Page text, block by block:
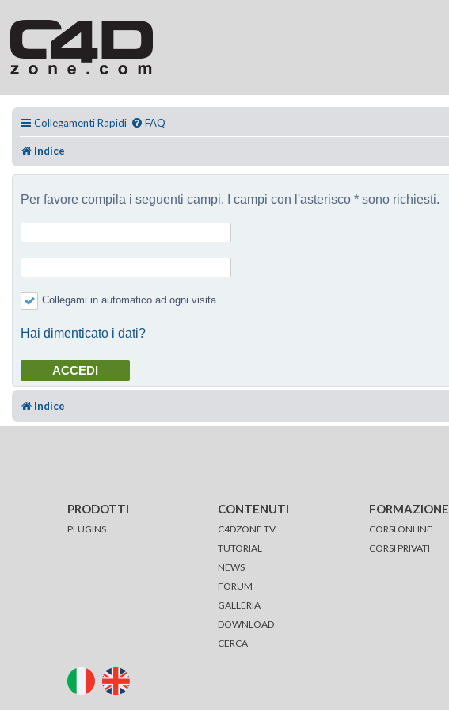
Collegamenti Rapidi FAQ
Indice
Per favore compila i seguenti campi. I campi con l'asterisco * sono richiesti.
Collegami in automatico ad ogni visita
Hai dimenticato i dati?
Indice
PRODOTTI
PLUGINS
CONTENUTI
C4DZONE TV
TUTORIAL
NEWS
FORUM
GALLERIA
DOWNLOAD
CERCA
FORMAZIONE
CORSI ONLINE
CORSI PRIVATI